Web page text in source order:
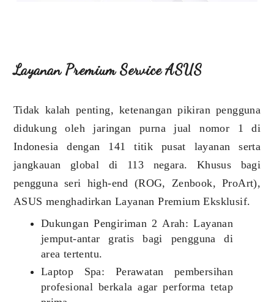
Layanan Premium Service ASUS
Tidak kalah penting, ketenangan pikiran pengguna
didukung oleh jaringan purna jual nomor 1 di
Indonesia dengan 141 titik pusat layanan serta
jangkauan global di 113 negara. Khusus bagi
pengguna seri high-end (ROG, Zenbook, ProArt),
ASUS menghadirkan Layanan Premium Eksklusif.
Dukungan Pengiriman 2 Arah: Layanan
jemput-antar gratis bagi pengguna di
area tertentu.
Laptop Spa: Perawatan pembersihan
profesional berkala agar performa tetap